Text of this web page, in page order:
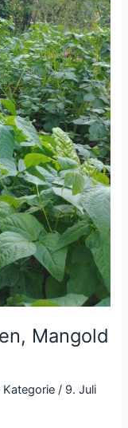
Mangold
Kategorie / 9. Juli